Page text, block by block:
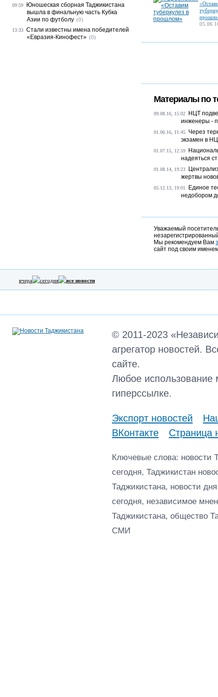
05.06
Материалы по
09.08.16, 15:02
НЦТ
инженеры -
01.06.16, 11:45
Через
экзамен в
01.07.15, 12:59
надеяться
01.08.14, 19:23
жертвы
05.12.13, 19:01
Единое
недобором
Уважаемый
Мы рекомендуем Вам
сайт под своим
09:59
Юношеская сборная Таджикистана
вышла в финальную часть Кубка
Азии по футболу (0)
13:33 Стали известны имена победителей
«Евразия-Кинофест» (0)
вчера сегодня все новости
© 2011-2023
агрегатор новостей.
сайте.
Любое использование
гиперссылке.
Экспорт новостей
ВКонтакте
Страница
Ключевые слова: новости
сегодня, Таджикистан
Таджикистана, новости
сегодня, независимое
Таджикистана, общество
СМИ